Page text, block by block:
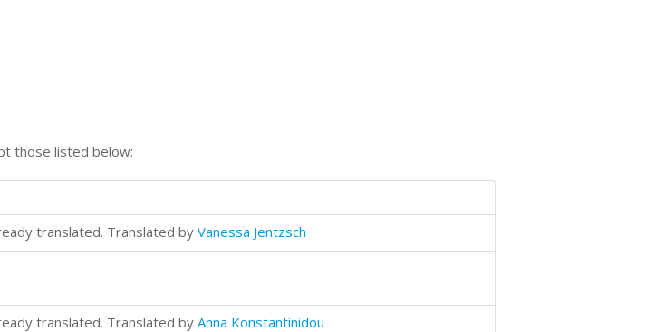
those listed below:
translated. Translated by Vanessa Jentzsch
translated. Translated by Anna Konstantinidou